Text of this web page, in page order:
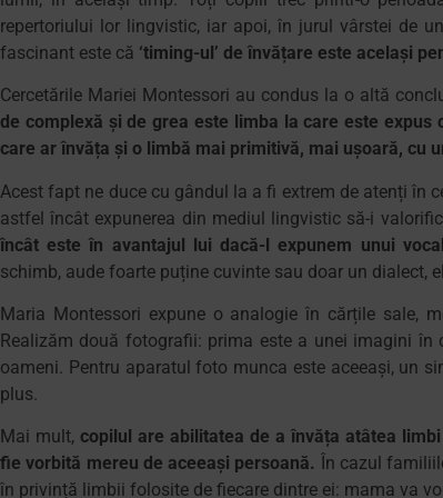
repertoriului lor lingvistic, iar apoi, în jurul vârstei de
fascinant este că ‘timing-ul’ de învățare este același
Cercetările Mariei Montessori au condus la o altă
de complexă și de grea este limba la care este
care ar învăța și o limbă mai primitivă, mai ușoară, cu
Acest fapt ne duce cu gândul la a fi extrem de atenți în
astfel încât expunerea din mediul lingvistic să-i
încât este în avantajul lui dacă-l expunem unui
schimb, aude foarte puține cuvinte sau doar un dialect,
Maria Montessori expune o analogie în cărțile sale,
Realizăm două fotografii: prima este a unei imagini
oameni. Pentru aparatul foto munca este aceeași, un
plus.
Mai mult, copilul are abilitatea de a învăța atâtea
fie vorbită mereu de aceeași persoană.
În cazul
în privință limbii folosite de fiecare dintre ei: mama va